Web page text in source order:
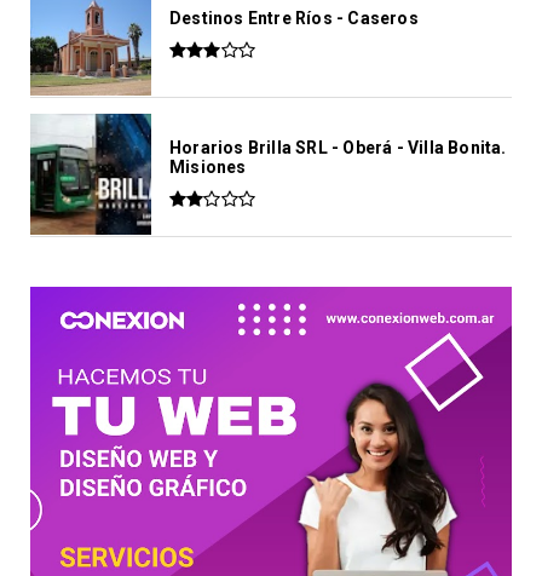
Destinos Entre Ríos - Caseros
Horarios Brilla SRL - Oberá - Villa Bonita.
Misiones